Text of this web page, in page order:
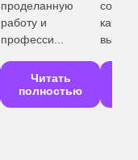
сотрудничество и
качественное
выпо...
Читать
полностью